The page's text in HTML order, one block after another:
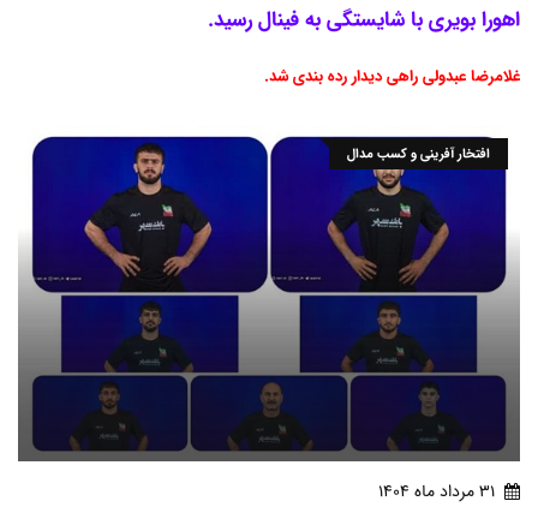
اهورا بویری با شایستگی به فینال رسید.
غلامرضا عبدولی راهی دیدار رده بندی شد.
افتخار آفرینی و کسب مدال
31 مرداد ماه 1404